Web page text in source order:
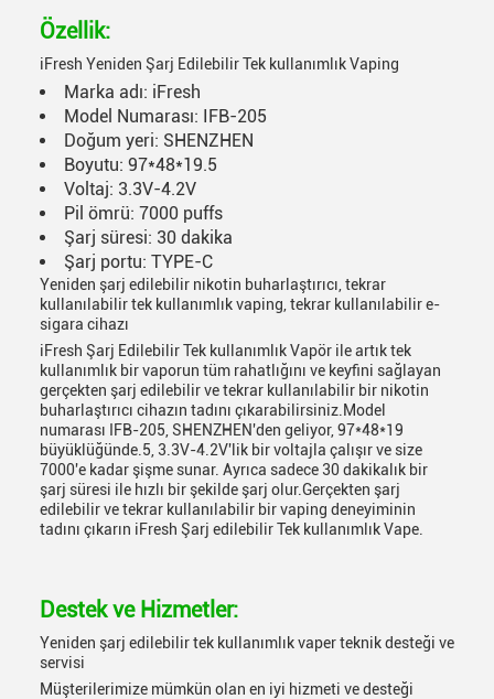
Özellik:
iFresh Yeniden Şarj Edilebilir Tek kullanımlık Vaping
Marka adı: iFresh
Model Numarası: IFB-205
Doğum yeri: SHENZHEN
Boyutu: 97*48*19.5
Voltaj: 3.3V-4.2V
Pil ömrü: 7000 puffs
Şarj süresi: 30 dakika
Şarj portu: TYPE-C
Yeniden şarj edilebilir nikotin buharlaştırıcı, tekrar
kullanılabilir tek kullanımlık vaping, tekrar kullanılabilir e-
sigara cihazı
iFresh Şarj Edilebilir Tek kullanımlık Vapör ile artık tek
kullanımlık bir vaporun tüm rahatlığını ve keyfini sağlayan
gerçekten şarj edilebilir ve tekrar kullanılabilir bir nikotin
buharlaştırıcı cihazın tadını çıkarabilirsiniz.Model
numarası IFB-205, SHENZHEN'den geliyor, 97*48*19
büyüklüğünde.5, 3.3V-4.2V'lik bir voltajla çalışır ve size
7000'e kadar şişme sunar. Ayrıca sadece 30 dakikalık bir
şarj süresi ile hızlı bir şekilde şarj olur.Gerçekten şarj
edilebilir ve tekrar kullanılabilir bir vaping deneyiminin
tadını çıkarın iFresh Şarj edilebilir Tek kullanımlık Vape.
Destek ve Hizmetler:
Yeniden şarj edilebilir tek kullanımlık vaper teknik desteği ve
servisi
Müşterilerimize mümkün olan en iyi hizmeti ve desteği